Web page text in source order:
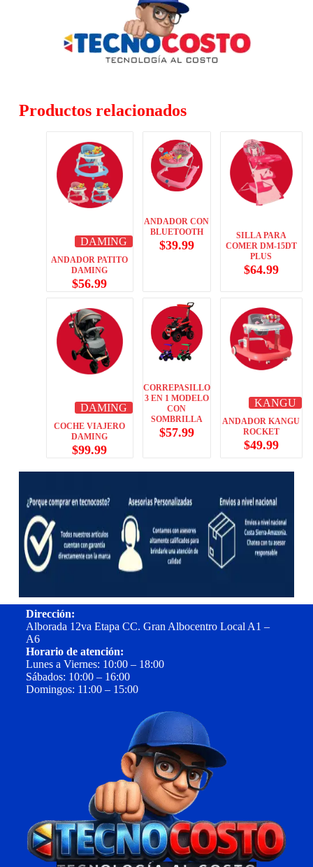
Productos relacionados
DAMING
ANDADOR PATITO
DAMING
$56.99
ANDADOR CON
BLUETOOTH
$39.99
SILLA PARA
COMER DM-15DT
PLUS
$64.99
DAMING
COCHE VIAJERO
DAMING
$99.99
CORREPASILLO
3 EN 1 MODELO
CON
SOMBRILLA
$57.99
KANGU
ANDADOR KANGU
ROCKET
$49.99
Dirección:
Alborada 12va Etapa CC. Gran Albocentro Local A1 –
A6
Horario de atención:
Lunes a Viernes: 10:00 – 18:00
Sábados: 10:00 – 16:00
Domingos: 11:00 – 15:00